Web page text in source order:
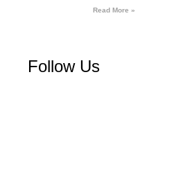
Read More »
Follow Us